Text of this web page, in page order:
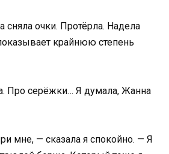
сняла очки. Протёрла. Надела
крайнюю степень
Про серёжки… Я думала, Жанна
мне, — сказала я спокойно. — Я